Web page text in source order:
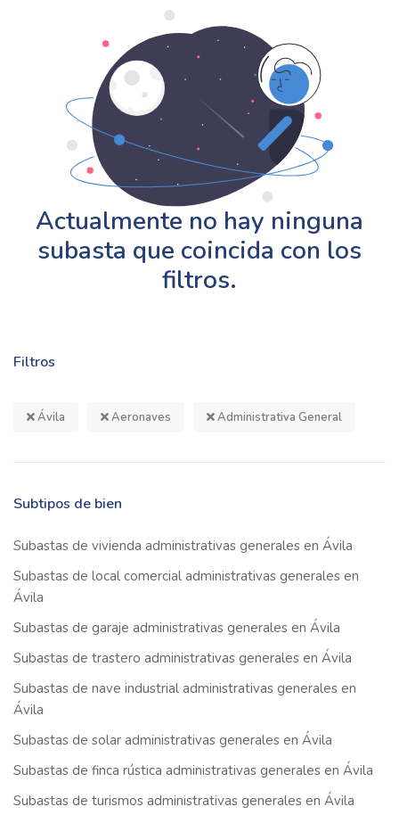
Filtros
Ávila Aeronaves Administrativa General
Subtipos de bien
Subastas de vivienda administrativas generales en Ávila
Subastas de local comercial administrativas generales en
Ávila
Subastas de garaje administrativas generales en Ávila
Subastas de trastero administrativas generales en Ávila
Subastas de nave industrial administrativas generales en
Ávila
Subastas de solar administrativas generales en Ávila
Subastas de finca rústica administrativas generales en Ávila
Subastas de turismos administrativas generales en Ávila
Actualmente no hay ninguna
subasta que coincida con los
filtros.